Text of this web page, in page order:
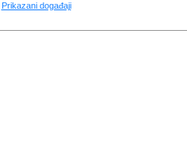
7:00
Prikazani događaji